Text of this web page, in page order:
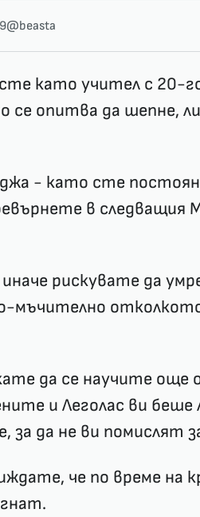
@beasta
сте като учител с 20-
опитва да шепне,
- като сте
в следващия
рискувате да
мъчително
да се научите още
и Леголас ви беше
за да не ви помислят
че по време на